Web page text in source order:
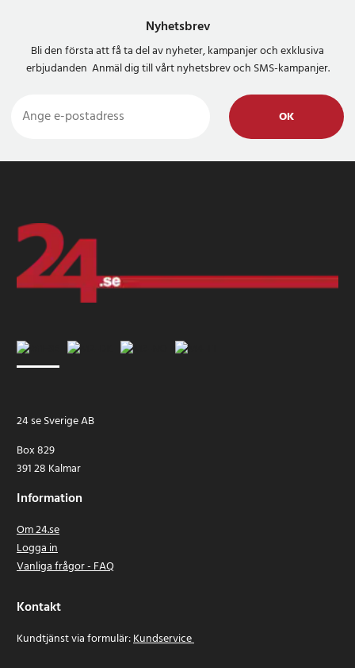
Nyhetsbrev
Bli den första att få ta del av nyheter, kampanjer och exklusiva
erbjudanden Anmäl dig till vårt nyhetsbrev och SMS-kampanjer.
OK
24 se Sverige AB
Box 829
391 28 Kalmar
Information
Om 24.se
Logga in
Vanliga frågor - FAQ
Kontakt
Kundtjänst via formulär:Kundservice